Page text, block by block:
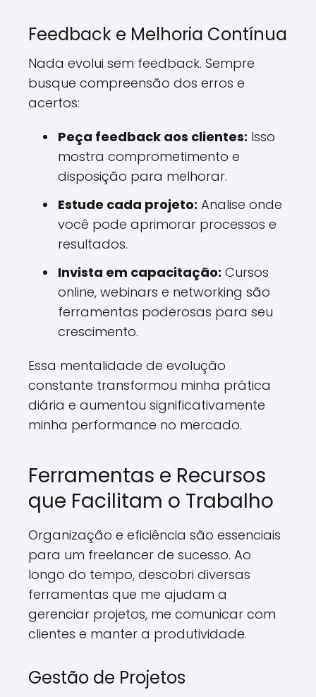
Feedback e Melhoria Contínua
Nada evolui sem feedback. Sempre
busque compreensão dos erros e
acertos:
Peça feedback aos clientes: Isso
mostra comprometimento e
disposição para melhorar.
Estude cada projeto: Analise onde
você pode aprimorar processos e
resultados.
Invista em capacitação: Cursos
online, webinars e networking são
ferramentas poderosas para seu
crescimento.
Essa mentalidade de evolução
constante transformou minha prática
diária e aumentou significativamente
minha performance no mercado.
Ferramentas e Recursos
que Facilitam o Trabalho
Organização e eficiência são essenciais
para um freelancer de sucesso. Ao
longo do tempo, descobri diversas
ferramentas que me ajudam a
gerenciar projetos, me comunicar com
clientes e manter a produtividade.
Gestão de Projetos